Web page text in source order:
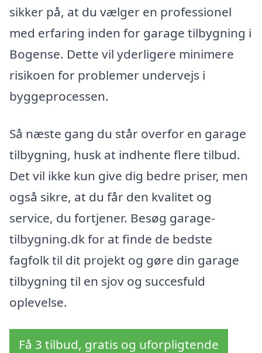
sikker på, at du vælger en professionel
med erfaring inden for garage tilbygning i
Bogense. Dette vil yderligere minimere
risikoen for problemer undervejs i
byggeprocessen.
Så næste gang du står overfor en garage
tilbygning, husk at indhente flere tilbud.
Det vil ikke kun give dig bedre priser, men
også sikre, at du får den kvalitet og
service, du fortjener. Besøg garage-
tilbygning.dk for at finde de bedste
fagfolk til dit projekt og gøre din garage
tilbygning til en sjov og succesfuld
oplevelse.
Få 3 tilbud, gratis og uforpligtende